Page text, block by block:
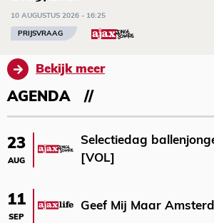
10 AUGUSTUS 2026 - 16:25
PRIJSVRAAG
Bekijk meer
AGENDA
23
AUG
Selectiedag
[VOL]
11
SEP
Geef Mij Maar